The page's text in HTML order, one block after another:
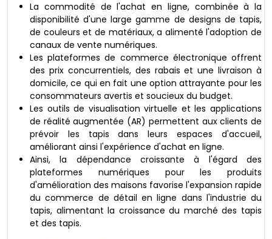
La commodité de l'achat en ligne, combinée à la
disponibilité d'une large gamme de designs de tapis,
de couleurs et de matériaux, a alimenté l'adoption de
canaux de vente numériques.
Les plateformes de commerce électronique offrent
des prix concurrentiels, des rabais et une livraison à
domicile, ce qui en fait une option attrayante pour les
consommateurs avertis et soucieux du budget.
Les outils de visualisation virtuelle et les applications
de réalité augmentée (AR) permettent aux clients de
prévoir les tapis dans leurs espaces d'accueil,
améliorant ainsi l'expérience d'achat en ligne.
Ainsi, la dépendance croissante à l'égard des
plateformes numériques pour les produits
d'amélioration des maisons favorise l'expansion rapide
du commerce de détail en ligne dans l'industrie du
tapis, alimentant la croissance du marché des tapis
et des tapis.